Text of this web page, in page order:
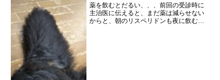
薬を飲むとだるい、、、前回の受診時に
主治医に伝えると、まだ薬は減らせない
からと、朝のリスペリドンも夜に飲むこ